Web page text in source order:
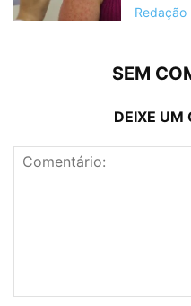
Redação
SEM
DEIXE UM